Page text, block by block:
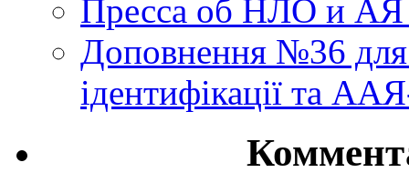
Пресса об НЛО и
Доповнення №36
ідентифікації та